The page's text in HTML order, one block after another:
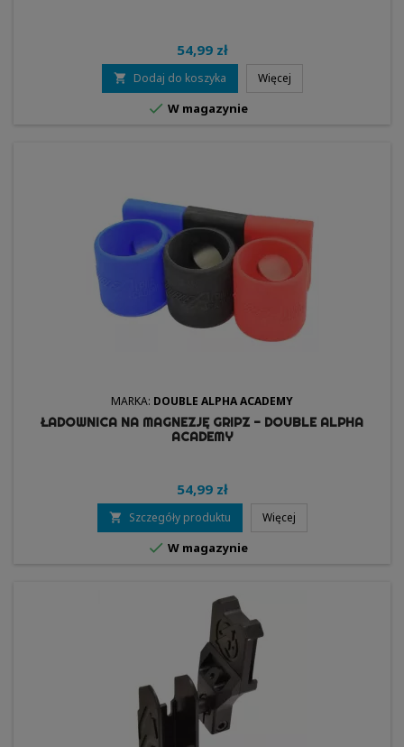
54,99 zł
 Dodaj do koszyka Więcej
 W magazynie
MARKA: DOUBLE ALPHA ACADEMY
ŁADOWNICA NA MAGNEZJĘ GRIPZ - DOUBLE ALPHA
ACADEMY
54,99 zł
 Szczegóły produktu Więcej
 W magazynie